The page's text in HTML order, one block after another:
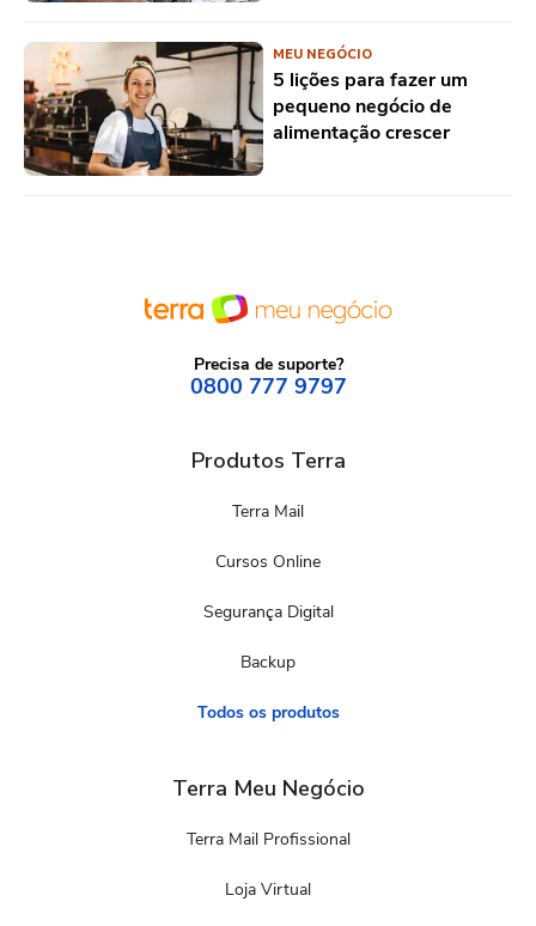
MEU NEGÓCIO
5 lições para fazer um
pequeno negócio de
alimentação crescer
Precisa de suporte?
0800 777 9797
Produtos Terra
Terra Mail
Cursos Online
Segurança Digital
Backup
Todos os produtos
Terra Meu Negócio
Terra Mail Profissional
Loja Virtual